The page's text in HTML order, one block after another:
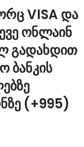
VISA და
ონლაინ
გადახდით
ბანკის
(+995)